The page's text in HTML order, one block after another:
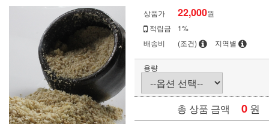
상품가 22,000원
적립금
1%
배송비
(조건) 지역별
용량
총 상품 금액 0 원